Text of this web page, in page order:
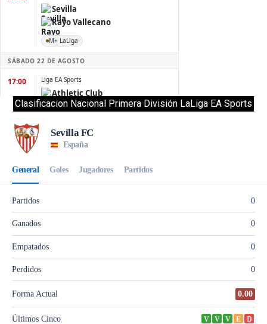
Clasificacion Nacional Primera División LaLiga EA Sports